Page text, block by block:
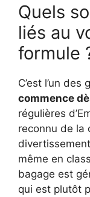
Quels
liés au
formule
C’est l’un
commence
régulières
reconnu de la
même en
bagage est
qui est plutôt